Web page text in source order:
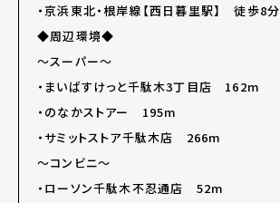
・京浜東北・根岸線【西日暮里駅】 徒歩8分
◆周辺環境◆
～スーパー～
・まいばすけっと千駄木3丁目店 162m
・のなかストアー 195m
・サミットストア千駄木店 266m
～コンビニ～
・ローソン千駄木不忍通店 52m